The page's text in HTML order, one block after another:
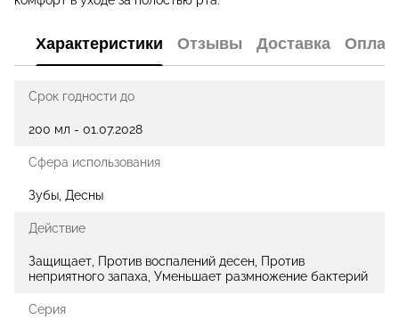
Характеристики Отзывы Доставка
Срок годности до
200 мл - 01.07.2028
Сфера использования
Зубы, Десны
Действие
Защищает, Против воспалений десен, Против
неприятного запаха, Уменьшает размножение бактерий
Серия